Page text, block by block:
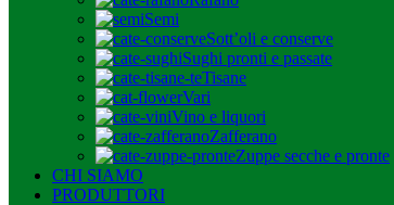
Semi
Sott’oli e conserve
Sughi pronti e passate
Tisane
Vari
Vino e liquori
Zafferano
Zuppe secche e pronte
CHI SIAMO
PRODUTTORI